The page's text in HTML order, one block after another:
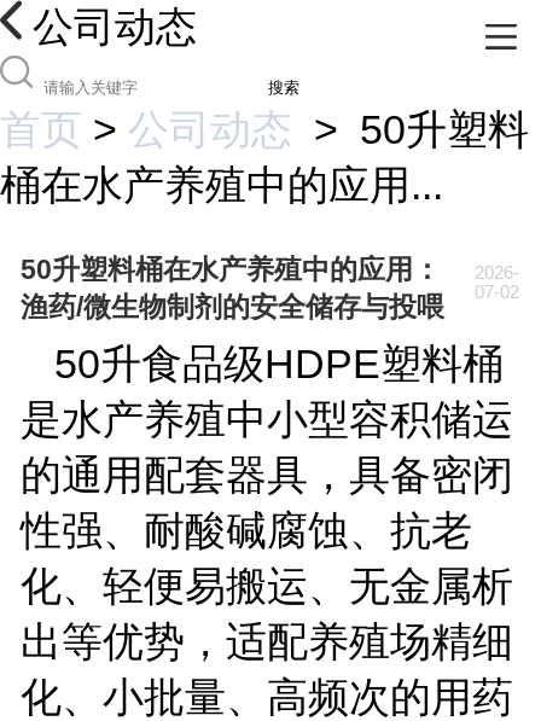
公司动态
搜索
首页 > 公司动态 > 50升塑料
桶在水产养殖中的应用...
50升塑料桶在水产养殖中的应用：
渔药/微生物制剂的安全储存与投喂
2026-
07-02
50升食品级HDPE塑料桶
是水产养殖中小型容积储运
的通用配套器具，具备密闭
性强、耐酸碱腐蚀、抗老
化、轻便易搬运、无金属析
出等优势，适配养殖场精细
化、小批量、高频次的用药